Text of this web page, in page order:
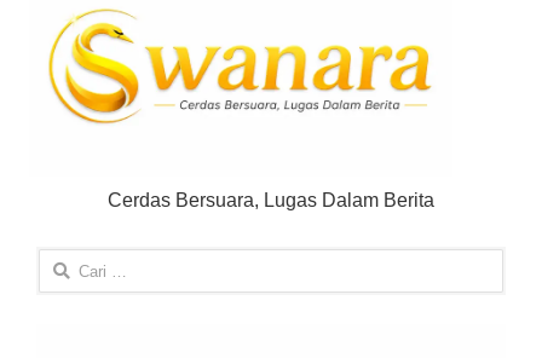
Cerdas Bersuara, Lugas Dalam Berita
Cari